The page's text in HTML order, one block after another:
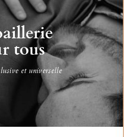
tous
et universelle